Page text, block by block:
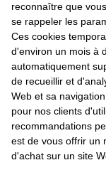
reconnaître que
se rappeler les
Ces cookies
d'environ un mois à
automatiquement
de recueillir et
Web et sa
pour nos clients
recommandations
est de vous offrir un
d'achat sur un site